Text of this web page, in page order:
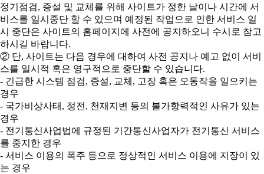
정기점검, 증설 및 교체를 위해 사이트가 정한 날이나 시간에 서
비스를 일시중단 할 수 있으며 예정된 작업으로 인한 서비스 일
시 중단은 사이트의 홈페이지에 사전에 공지하오니 수시로 참고
하시길 바랍니다.
② 단, 사이트는 다음 경우에 대하여 사전 공지나 예고 없이 서비
스를 일시적 혹은 영구적으로 중단할 수 있습니다.
- 긴급한 시스템 점검, 증설, 교체, 고장 혹은 오동작을 일으키는
경우
- 국가비상사태, 정전, 천재지변 등의 불가항력적인 사유가 있는
경우
- 전기통신사업법에 규정된 기간통신사업자가 전기통신 서비스
를 중지한 경우
- 서비스 이용의 폭주 등으로 정상적인 서비스 이용에 지장이 있
는 경우